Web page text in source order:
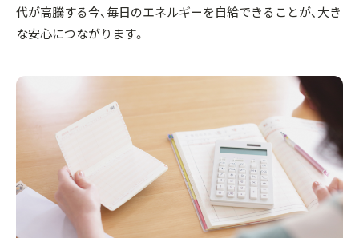
代が高騰する今、毎日のエネルギーを自給できることが、大き
な安心につながります。